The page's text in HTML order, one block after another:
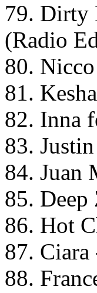
79. Dirty
(Radio
80.
81.
82. Inna
83.
84. Juan
85.
86. Hot
87.
88.